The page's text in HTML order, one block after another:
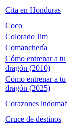
Cita en Honduras
Coco
Colorado Jim
Comanchería
Cómo entrenar a tu
dragón (2010)
Cómo entrenar a tu
dragón (2025)
Corazones
Cruce de destinos